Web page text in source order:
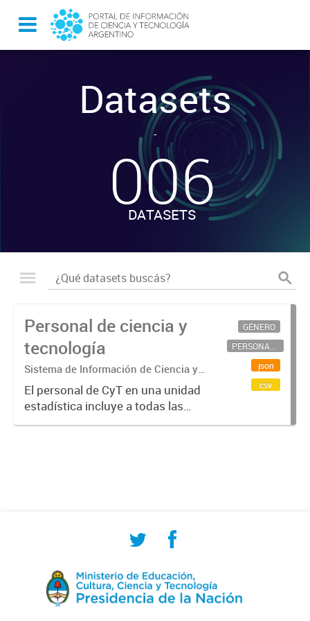
Datasets
-
006
DATASETS
Personal de ciencia y
tecnología
Sistema de Información de Ciencia y
Tecnología Argentino (SICYTAR)
El personal de CyT en una unidad
estadística incluye a todas las
personas involucradas
GÉNERO
PERSONAL CIENTÍFICO-TECNOLÓGICO
json
csv